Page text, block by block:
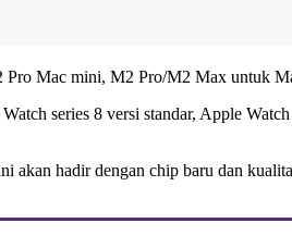
Mac mini, M2 Pro/M2 Max untuk
series 8 versi standar, Apple
hadir dengan chip baru dan